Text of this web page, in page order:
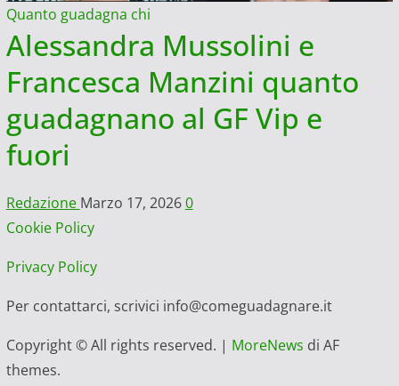
Quanto guadagna chi
Alessandra Mussolini e
Francesca Manzini quanto
guadagnano al GF Vip e
fuori
Redazione Marzo 17, 20260
Cookie Policy
Privacy Policy
Per contattarci, scrivici info@comeguadagnare.it
Copyright © All rights reserved. | MoreNews di AF
themes.